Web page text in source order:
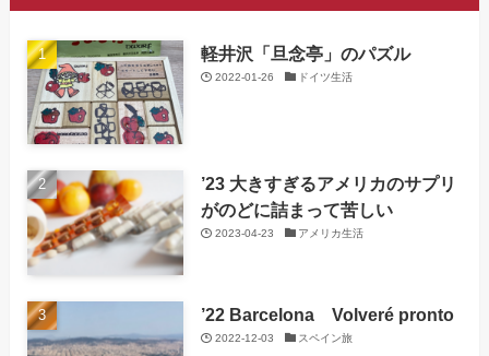
軽井沢「旦念亭」のパズル
2022-01-26 ドイツ生活
’23 大きすぎるアメリカのサプリ
がのどに詰まって苦しい
2023-04-23 アメリカ生活
’22 Barcelona Volveré pronto
2022-12-03 スペイン旅